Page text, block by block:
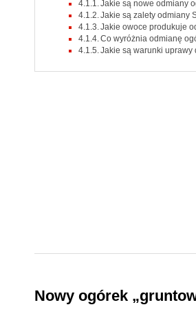
Jakie są nowe odmiany
Jakie są zalety odmiany
Jakie owoce produkuje
Co wyróżnia odmianę
Jakie są warunki
Nowy ogórek